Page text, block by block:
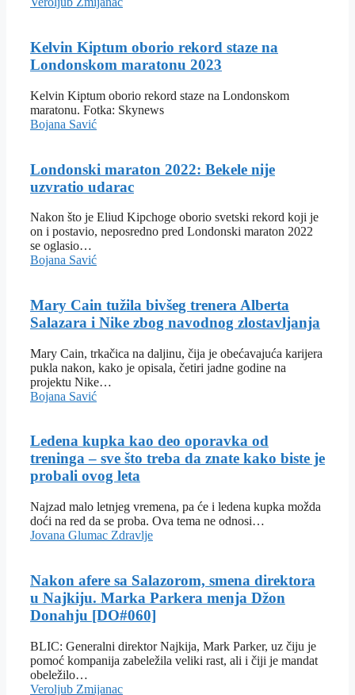
Kelvin Kiptum oborio rekord staze na
Londonskom maratonu 2023
Kelvin Kiptum oborio rekord staze na Londonskom
maratonu. Fotka: Skynews
Bojana Savić
Londonski maraton 2022: Bekele nije
uzvratio udarac
Nakon što je Eliud Kipchoge oborio svetski rekord koji je
on i postavio, neposredno pred Londonski maraton 2022
se oglasio…
Bojana Savić
Mary Cain tužila bivšeg trenera Alberta
Salazara i Nike zbog navodnog zlostavljanja
Mary Cain, trkačica na daljinu, čija je obećavajuća karijera
pukla nakon, kako je opisala, četiri jadne godine na
projektu Nike…
Bojana Savić
Ledena kupka kao deo oporavka od
treninga – sve što treba da znate kako biste je
probali ovog leta
Najzad malo letnjeg vremena, pa će i ledena kupka možda
doći na red da se proba. Ova tema ne odnosi…
Jovana Glumac Zdravlje
Nakon afere sa Salazorom, smena direktora
u Najkiju. Marka Parkera menja Džon
Donahju [DO#060]
BLIC: Generalni direktor Najkija, Mark Parker, uz čiju je
pomoć kompanija zabeležila veliki rast, ali i čiji je mandat
obeležilo…
Veroljub Zmijanac